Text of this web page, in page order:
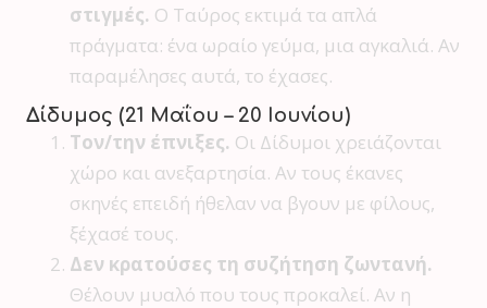
στιγμές. Ο Ταύρος εκτιμά τα απλά
πράγματα: ένα ωραίο γεύμα, μια αγκαλιά. Αν
παραμέλησες αυτά, το έχασες.
Δίδυμος (21 Μαΐου – 20 Ιουνίου)
Τον/την έπνιξες. Οι Δίδυμοι χρειάζονται
χώρο και ανεξαρτησία. Αν τους έκανες
σκηνές επειδή ήθελαν να βγουν με φίλους,
ξέχασέ τους.
Δεν κρατούσες τη συζήτηση ζωντανή.
Θέλουν μυαλό που τους προκαλεί. Αν η